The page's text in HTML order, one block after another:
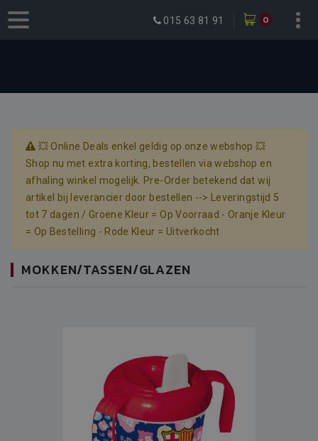
015 63 81 91 0
💥 Online Deals enkel geldig op onze webshop 💥
Shop nu met extra korting, bestellen via webshop en
afhaling winkel mogelijk. Pre-Order betekend dat wij
artikel bij leverancier door bestellen --> Leveringstijd 5
tot 7 dagen / Groene Kleur = Op Voorraad - Oranje Kleur
= Op Bestelling - Rode Kleur = Uitverkocht
MOKKEN/TASSEN/GLAZEN